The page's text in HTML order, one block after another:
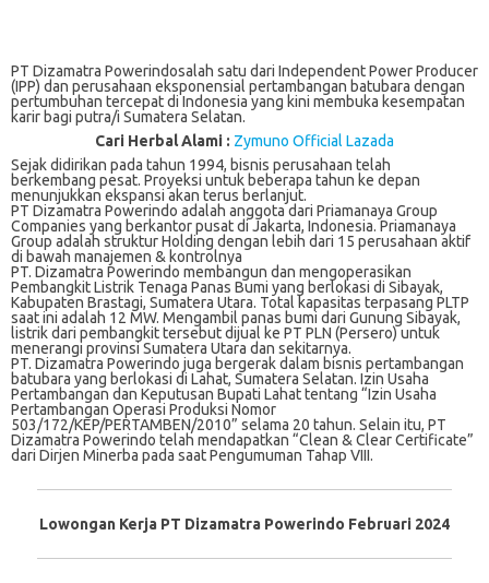
PT Dizamatra Powerindosalah satu dari Independent Power Producer
(IPP) dan perusahaan eksponensial pertambangan batubara dengan
pertumbuhan tercepat di Indonesia yang kini membuka kesempatan
karir bagi putra/i Sumatera Selatan.
Cari Herbal Alami : Zymuno Official Lazada
Sejak didirikan pada tahun 1994, bisnis perusahaan telah
berkembang pesat. Proyeksi untuk beberapa tahun ke depan
menunjukkan ekspansi akan terus berlanjut.
PT Dizamatra Powerindo adalah anggota dari Priamanaya Group
Companies yang berkantor pusat di Jakarta, Indonesia. Priamanaya
Group adalah struktur Holding dengan lebih dari 15 perusahaan aktif
di bawah manajemen & kontrolnya
PT. Dizamatra Powerindo membangun dan mengoperasikan
Pembangkit Listrik Tenaga Panas Bumi yang berlokasi di Sibayak,
Kabupaten Brastagi, Sumatera Utara. Total kapasitas terpasang PLTP
saat ini adalah 12 MW. Mengambil panas bumi dari Gunung Sibayak,
listrik dari pembangkit tersebut dijual ke PT PLN (Persero) untuk
menerangi provinsi Sumatera Utara dan sekitarnya.
PT. Dizamatra Powerindo juga bergerak dalam bisnis pertambangan
batubara yang berlokasi di Lahat, Sumatera Selatan. Izin Usaha
Pertambangan dan Keputusan Bupati Lahat tentang “Izin Usaha
Pertambangan Operasi Produksi Nomor
503/172/KEP/PERTAMBEN/2010” selama 20 tahun. Selain itu, PT
Dizamatra Powerindo telah mendapatkan “Clean & Clear Certificate”
dari Dirjen Minerba pada saat Pengumuman Tahap VIII.
Lowongan Kerja PT Dizamatra Powerindo Februari 2024